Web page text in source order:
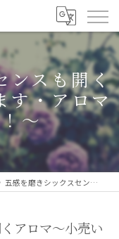
ンスも開く
す・アロマ
〜
五感を磨きシックスセンスも開くアロマ〜小売いたします・アロマ講座も開講中！〜
アロマ〜小売い